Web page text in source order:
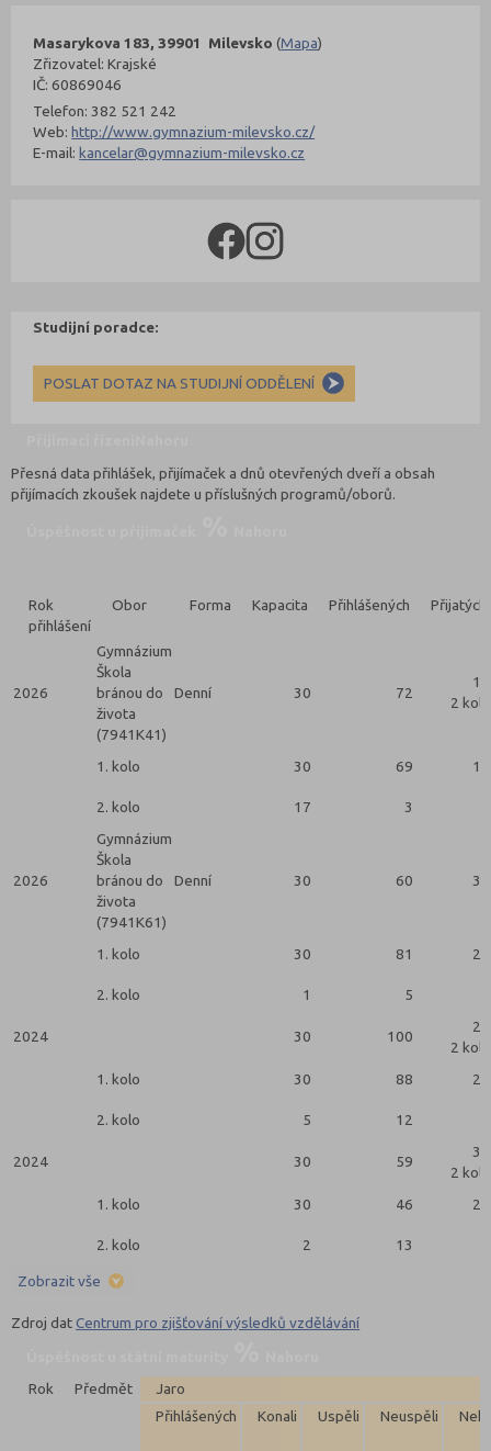
Masarykova 183, 39901 Milevsko (Mapa)
Zřizovatel: Krajské
IČ: 60869046
Telefon: 382 521 242
Web:http://www.gymnazium-milevsko.cz/
E-mail:kancelar@gymnazium-milevsko.cz
Studijní poradce:
POSLAT DOTAZ NA STUDIJNÍ ODDĚLENÍ
Přesná data přihlášek, přijímaček a dnů otevřených dveří a obsah
přijímacích zkoušek najdete u příslušných programů/oborů.
Rok
přihlášení
Obor Forma Kapacita Přihlášených Přijatých
2026
Gymnázium
Škola
bránou do
života
(7941K41)
Denní 30 72
13
2 kola
1. kolo 30 69 12
2. kolo 17 3
2026
Gymnázium
Škola
bránou do
života
(7941K61)
Denní 30 60 30
1. kolo 30 81 29
2. kolo 1 5
2024 30 100
29
2 kola
1. kolo
30 88 25
2. kolo 5 12
2024 30 59
31
2 kola
1. kolo
30 46 29
2. kolo 2 13
Zobrazit vše
Zdroj datCentrum pro zjišťování výsledků vzdělávání
Rok
Předmět
Jaro
Přihlášených
Konali Uspěli Neuspěli